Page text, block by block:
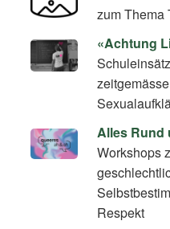
zum Thema
«Achtung
Alles Rund
Workshops
Respekt